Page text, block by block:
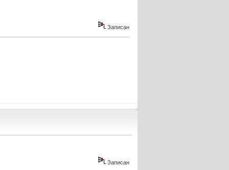
Записан
Записан